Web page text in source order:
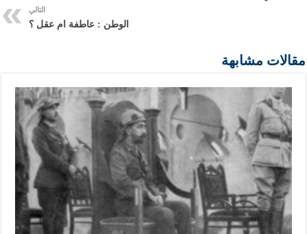
التالي
الوطن : عاطفة ام عقل ؟
مقالات مشابهة